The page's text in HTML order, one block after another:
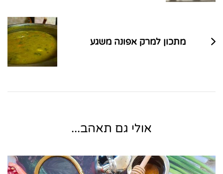
מתכון למרק אפונה משגע
אולי גם תאהב...